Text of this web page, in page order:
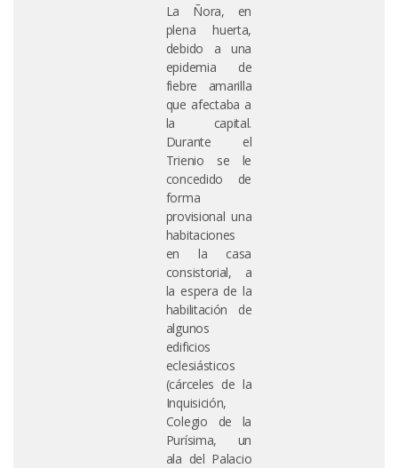
La Ñora, en
plena huerta,
debido a una
epidemia de
fiebre amarilla
que afectaba a
la capital.
Durante el
Trienio se le
concedido de
forma
provisional una
habitaciones
en la casa
consistorial, a
la espera de la
habilitación de
algunos
edificios
eclesiásticos
(cárceles de la
Inquisición,
Colegio de la
Purísima, un
ala del Palacio